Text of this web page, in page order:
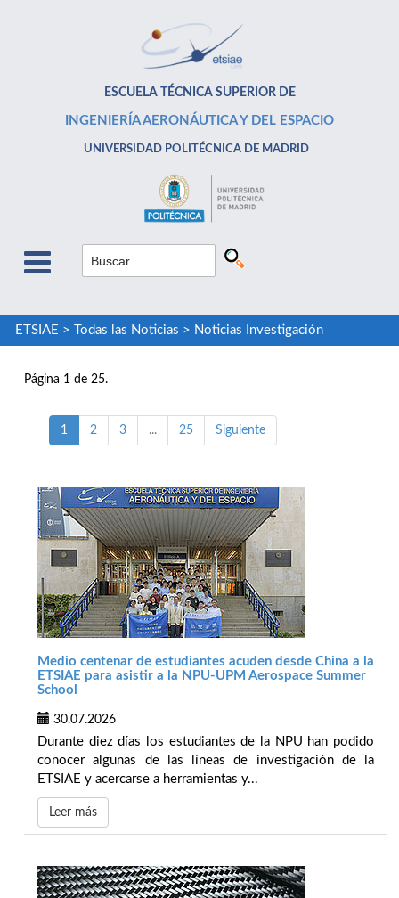
ESCUELA TÉCNICA SUPERIOR DE
INGENIERÍA AERONÁUTICA Y DEL ESPACIO
UNIVERSIDAD POLITÉCNICA DE MADRID
ETSIAE > Todas las Noticias > Noticias Investigación
Página 1 de 25.
1 2 3 ... 25 Siguiente
Medio centenar de estudiantes acuden desde China a la
ETSIAE para asistir a la NPU-UPM Aerospace Summer
School
30.07.2026
Durante diez días los estudiantes de la NPU han podido
conocer algunas de las líneas de investigación de la
ETSIAE y acercarse a herramientas y...
Leer más